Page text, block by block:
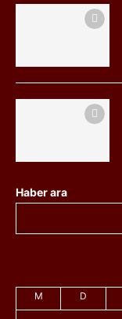
Haber ara
M D